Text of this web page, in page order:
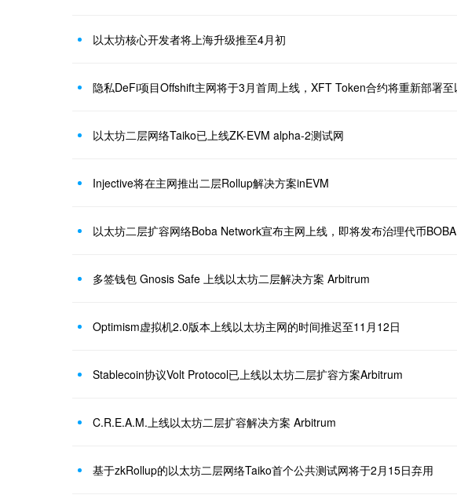
以太坊核心开发者将上海升级推至4月初
以太坊二层网络Taiko已上线ZK-EVM alpha-2测试网
Injective将在主网推出二层Rollup解决方案inEVM
以太坊二层扩容网络Boba Network宣布主网上线，即将发布治理代币BOBA
多签钱包 Gnosis Safe 上线以太坊二层解决方案 Arbitrum
Optimism虚拟机2.0版本上线以太坊主网的时间推迟至11月12日
Stablecoin协议Volt Protocol已上线以太坊二层扩容方案Arbitrum
C.R.E.A.M.上线以太坊二层扩容解决方案 Arbitrum
基于zkRollup的以太坊二层网络Taiko首个公共测试网将于2月15日弃用